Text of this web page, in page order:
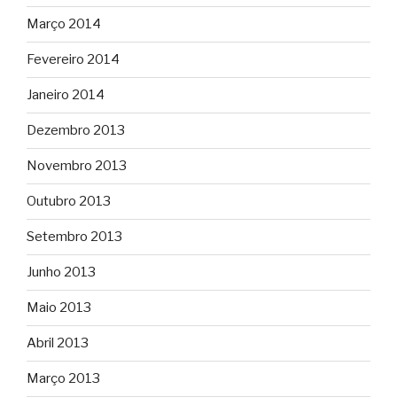
Março 2014
Fevereiro 2014
Janeiro 2014
Dezembro 2013
Novembro 2013
Outubro 2013
Setembro 2013
Junho 2013
Maio 2013
Abril 2013
Março 2013